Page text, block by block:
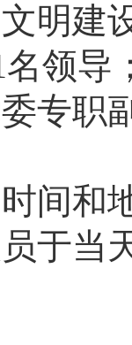
明建
领导
专职
间和
于当